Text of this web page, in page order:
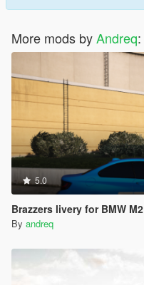
More mods byAndreq:
5.0
Brazzers livery for BMW M2
By andreq